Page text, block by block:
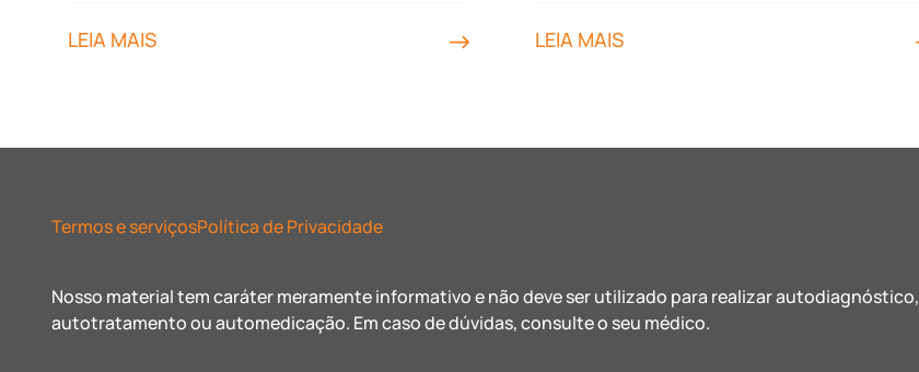
LEIA MAIS LEIA MAIS
Termos e serviçosPolítica de Privacidade
Nosso material tem caráter meramente informativo e não deve ser utilizado para realizar autodiagnóstico,
autotratamento ou automedicação. Em caso de dúvidas, consulte o seu médico.